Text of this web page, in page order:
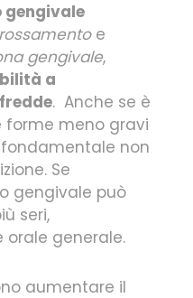
gengivale
e
gengivale,
a
. Anche se è
forme meno gravi
non
Se
gengivale può
seri,
orale generale.
aumentare il